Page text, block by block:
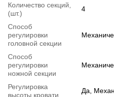
Количество секций,
(шт.)
4
Способ
регулировки
головной секции
Способ
регулировки
ножной секции
Регулировка
высоты кровати
Да,